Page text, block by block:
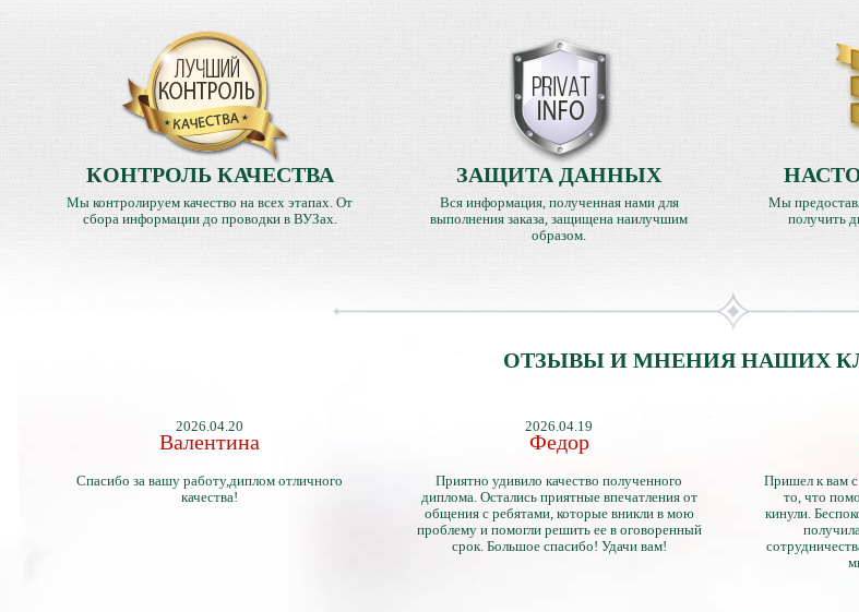
КОНТРОЛЬ КАЧЕСТВА
Мы контролируем качество на всех этапах. От
сбора информации до проводки в ВУЗах.
ЗАЩИТА ДАННЫХ
Вся информация, полученная нами для
выполнения заказа, защищена наилучшим
образом.
Мы
получить
ОТЗЫВЫ И МНЕНИЯ НАШИХ
2026.04.20
Валентина
Спасибо за вашу работу,диплом отличного
качества!
2026.04.19
Федор
Приятно удивило качество полученного
диплома. Остались приятные впечатления от
общения с ребятами, которые вникли в мою
проблему и помогли решить ее в оговоренный
срок. Большое спасибо! Удачи вам!
Пришел к вам
то, что
кинули.